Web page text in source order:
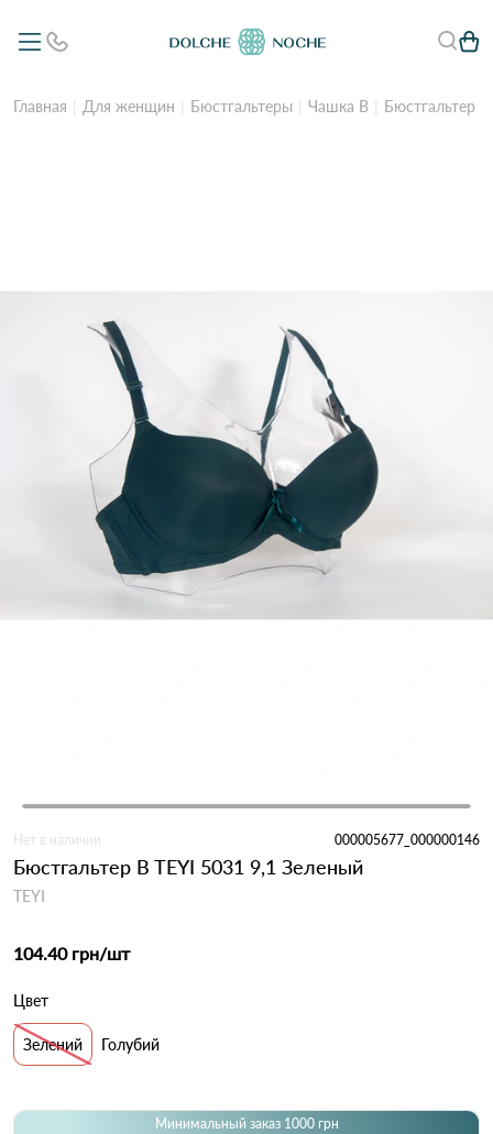
Главная Для женщин Бюстгальтеры Чашка B Бюстгальтер
Нет в наличии 000005677_000000146
Бюстгальтер B TEYI 5031 9,1 Зеленый
TEYI
104.40 грн/шт
Цвет
Зелений Голубий
Минимальный заказ 1000 грн